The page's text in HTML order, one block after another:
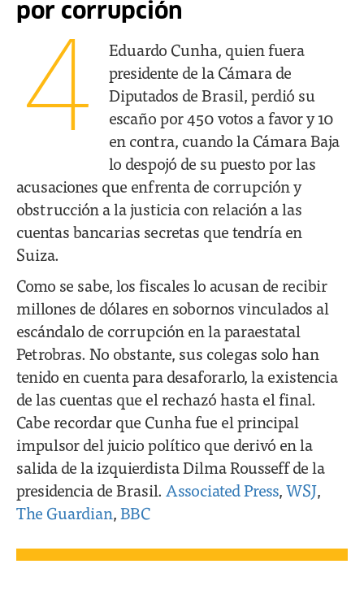
por corrupción
4
Eduardo Cunha, quien fuera
presidente de la Cámara de
Diputados de Brasil, perdió su
escaño por 450 votos a favor y 10
en contra, cuando la Cámara Baja
lo despojó de su puesto por las
acusaciones que enfrenta de corrupción y
obstrucción a la justicia con relación a las
cuentas bancarias secretas que tendría en
Suiza.
Como se sabe, los fiscales lo acusan de recibir
millones de dólares en sobornos vinculados al
escándalo de corrupción en la paraestatal
Petrobras. No obstante, sus colegas solo han
tenido en cuenta para desaforarlo, la existencia
de las cuentas que el rechazó hasta el final.
Cabe recordar que Cunha fue el principal
impulsor del juicio político que derivó en la
salida de la izquierdista Dilma Rousseff de la
presidencia de Brasil. Associated Press,WSJ,
The Guardian, BBC